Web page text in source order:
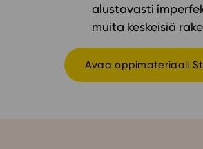
alustavasti
muita keskeisiä
Avaa oppimateriaali